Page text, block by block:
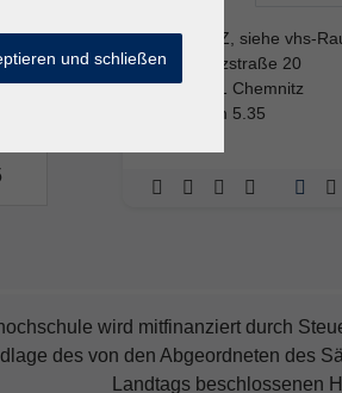
TIETZ, siehe vhs-
Moritzstraße 20
09111 Chemnitz
Raum 5.35
wird mitfinanziert durch
des von den Abgeordneten des
Landtags beschlossenen
und schließen